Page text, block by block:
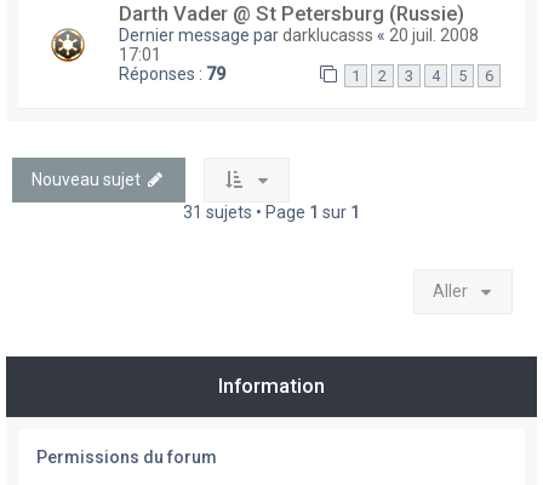
Darth Vader @ St Petersburg (Russie)
Dernier message pardarklucasss « 20 juil. 2008
17:01
Réponses : 79 1 2 3 4 5 6
Nouveau sujet
31 sujets • Page 1 sur 1
Aller
Information
Permissions du forum